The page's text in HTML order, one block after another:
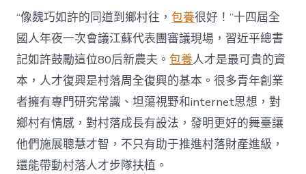
水
甜
心
寶
物
查
包
養
網
_
中
“像魏巧如許的同道到鄉村往，包養很好！”十四屆全
國人年夜一次會議江蘇代表團審議現場，習近平總書
記如許鼓勵這位80后新農夫。包養人才是最可貴的資
本，人才復興是村落周全復興的基本。很多青年創業
者擁有專門研究常識、坦蕩視野和internet思想，對
鄉村有情感，對村落成長有設法，發明更好的舞臺讓
他們施展聰慧才智，不只有助于推進村落財產進級，
還能帶動村落人才步隊扶植。